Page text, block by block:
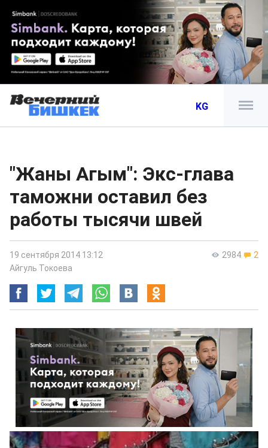
KG
"Жаны Агым": Экс-глава
таможни оставил без
работы тысячи швей
2984 2
19 сентября 2014 13:12
Айгуль Токоева